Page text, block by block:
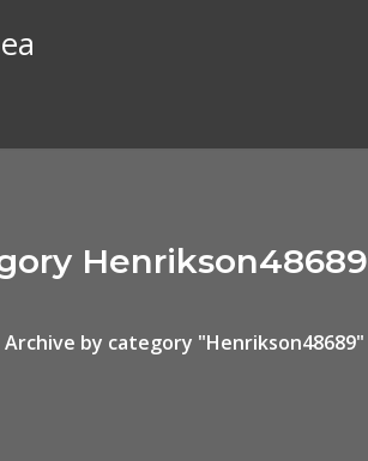
Henrikson48689
Archive by category "Henrikson48689"